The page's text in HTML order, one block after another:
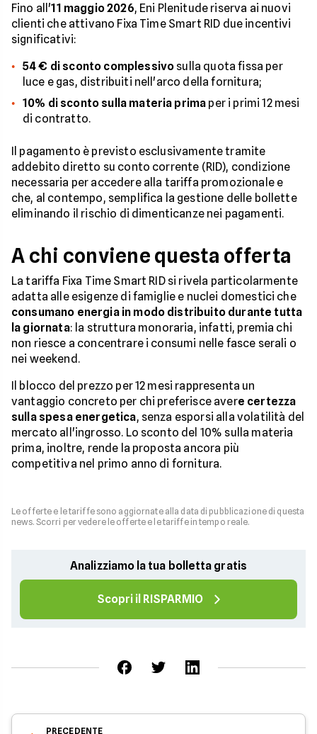
Fino all'11 maggio 2026, Eni Plenitude riserva ai nuovi
clienti che attivano Fixa Time Smart RID due incentivi
significativi:
54 € di sconto complessivo sulla quota fissa per
luce e gas, distribuiti nell'arco della fornitura;
10% di sconto sulla materia prima per i primi 12 mesi
di contratto.
Il pagamento è previsto esclusivamente tramite
addebito diretto su conto corrente (RID), condizione
necessaria per accedere alla tariffa promozionale e
che, al contempo, semplifica la gestione delle bollette
eliminando il rischio di dimenticanze nei pagamenti.
A chi conviene questa offerta
La tariffa Fixa Time Smart RID si rivela particolarmente
adatta alle esigenze di famiglie e nuclei domestici che
consumano energia in modo distribuito durante tutta
la giornata: la struttura monoraria, infatti, premia chi
non riesce a concentrare i consumi nelle fasce serali o
nei weekend.
Il blocco del prezzo per 12 mesi rappresenta un
vantaggio concreto per chi preferisce avere certezza
sulla spesa energetica, senza esporsi alla volatilità del
mercato all'ingrosso. Lo sconto del 10% sulla materia
prima, inoltre, rende la proposta ancora più
competitiva nel primo anno di fornitura.
Le offerte e le tariffe sono aggiornate alla data di pubblicazione di questa
news. Scorri per vedere le offerte e le tariffe in tempo reale.
Analizziamo la tua bolletta gratis
Scopri il RISPARMIO
PRECEDENTE